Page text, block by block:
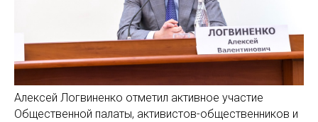
Алексей Логвиненко отметил активное участие
Общественной палаты, активистов-общественников и